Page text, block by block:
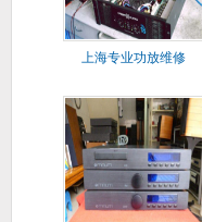
上海专业功放维修